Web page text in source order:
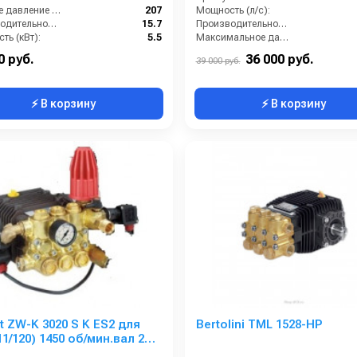
Рабочее давление (бар):
207
Производительность (л/мин):
15.7
(кВт):
5.5
руб.
⚡ В корзину
Мощность (л/с):
Производительность (л/ч):
Максимальное давление воды (бар):
39 000 руб. 36 000 руб.
⚡ В корзину
ZW-K 3020 S K ES2 для
120) 1450 об/мин.вал 24
Bertolini TML 1528-HP